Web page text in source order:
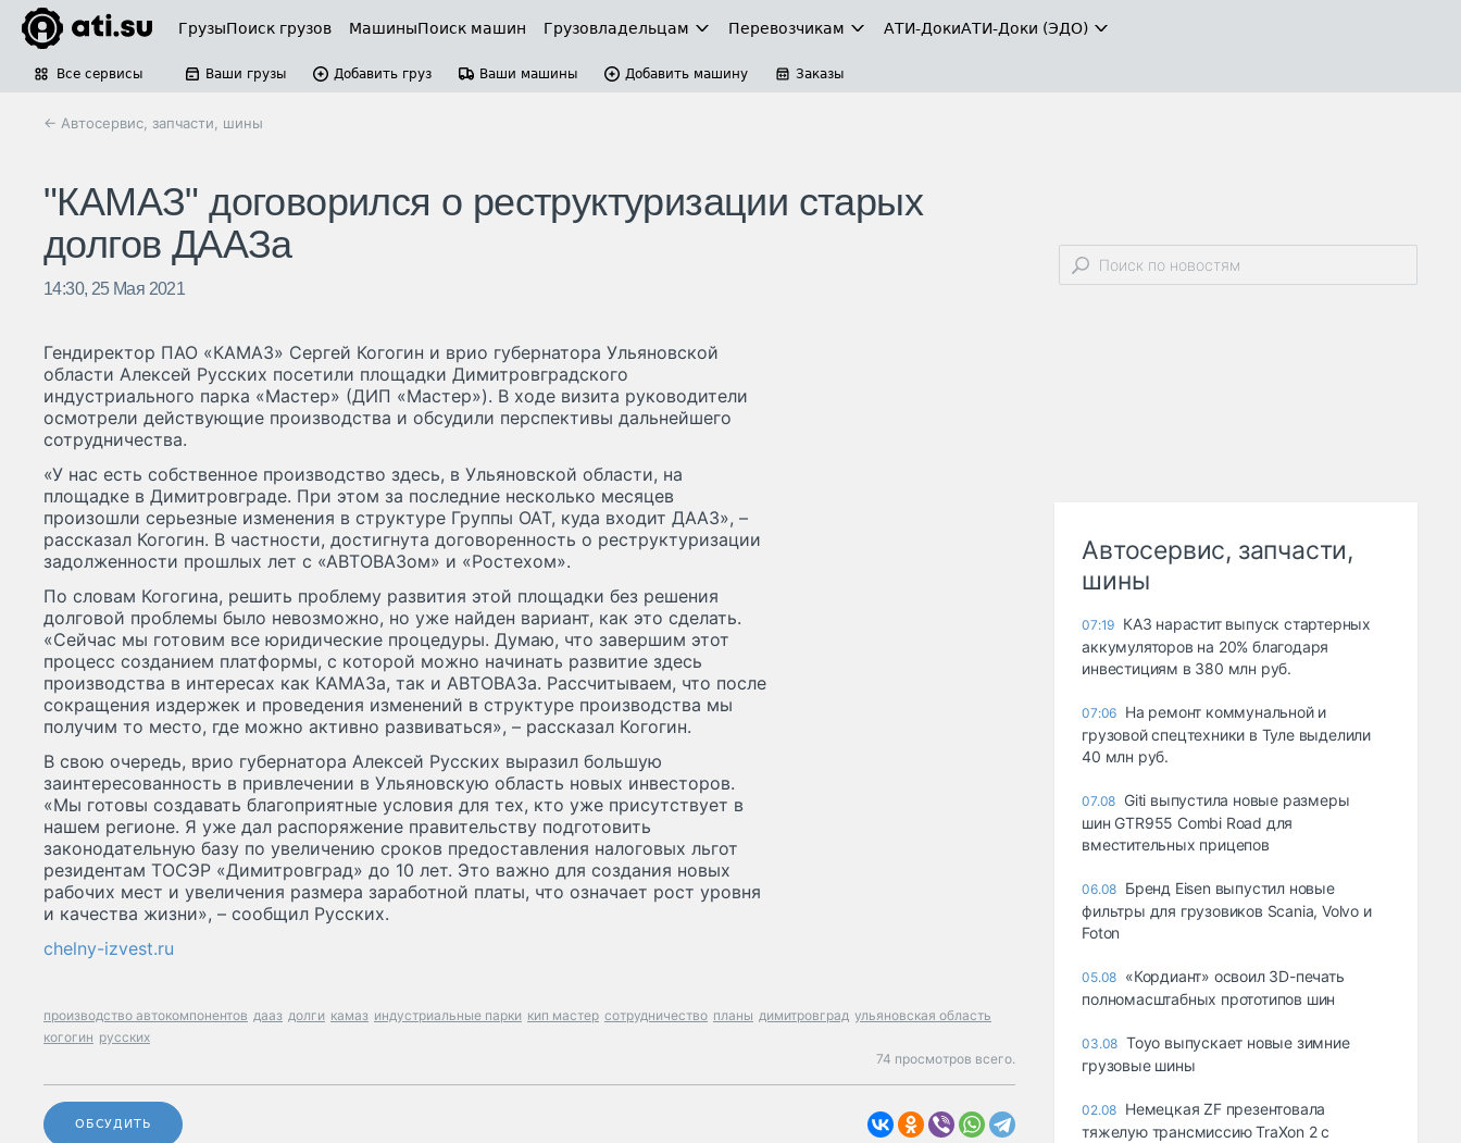
ГрузыПоиск грузов МашиныПоиск машин Грузовладельцам Перевозчикам АТИ-ДокиАТИ-Доки (ЭДО)
Все сервисы Ваши грузы Добавить груз Ваши машины Добавить машину Заказы
← Автосервис, запчасти, шины
"КАМАЗ" договорился о реструктуризации старых
долгов ДААЗа
14:30, 25 Мая 2021
Гендиректор ПАО «КАМАЗ» Сергей Когогин и врио губернатора Ульяновской
области Алексей Русских посетили площадки Димитровградского
индустриального парка «Мастер» (ДИП «Мастер»). В ходе визита руководители
осмотрели действующие производства и обсудили перспективы дальнейшего
сотрудничества.
«У нас есть собственное производство здесь, в Ульяновской области, на
площадке в Димитровграде. При этом за последние несколько месяцев
произошли серьезные изменения в структуре Группы ОАТ, куда входит ДААЗ», –
рассказал Когогин. В частности, достигнута договоренность о реструктуризации
задолженности прошлых лет с «АВТОВАЗом» и «Ростехом».
По словам Когогина, решить проблему развития этой площадки без решения
долговой проблемы было невозможно, но уже найден вариант, как это сделать.
«Сейчас мы готовим все юридические процедуры. Думаю, что завершим этот
процесс созданием платформы, с которой можно начинать развитие здесь
производства в интересах как КАМАЗа, так и АВТОВАЗа. Рассчитываем, что после
сокращения издержек и проведения изменений в структуре производства мы
получим то место, где можно активно развиваться», – рассказал Когогин.
В свою очередь, врио губернатора Алексей Русских выразил большую
заинтересованность в привлечении в Ульяновскую область новых инвесторов.
«Мы готовы создавать благоприятные условия для тех, кто уже присутствует в
нашем регионе. Я уже дал распоряжение правительству подготовить
законодательную базу по увеличению сроков предоставления налоговых льгот
резидентам ТОСЭР «Димитровград» до 10 лет. Это важно для создания новых
рабочих мест и увеличения размера заработной платы, что означает рост уровня
и качества жизни», – сообщил Русских.
chelny-izvest.ru
производство автокомпонентов дааз долги камаз индустриальные парки кип мастер сотрудничество планы димитровград ульяновская область
когогин русских
74 просмотров всего.
ОБСУДИТЬ
Автосервис, запчасти,
шины
07:19 КАЗ нарастит выпуск стартерных
аккумуляторов на 20% благодаря
инвестициям в 380 млн руб.
07:06 На ремонт коммунальной и
грузовой спецтехники в Туле выделили
40 млн руб.
07.08 Giti выпустила новые размеры
шин GTR955 Combi Road для
вместительных прицепов
06.08 Бренд Eisen выпустил новые
фильтры для грузовиков Scania, Volvo и
Foton
05.08 «Кордиант» освоил 3D-печать
полномасштабных прототипов шин
03.08 Toyo выпускает новые зимние
грузовые шины
02.08 Немецкая ZF презентовала
тяжелую трансмиссию TraXon 2 с